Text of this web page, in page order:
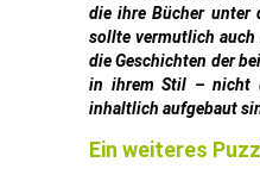
die ihre Bücher unter
sollte vermutlich auch
die Geschichten der
in ihrem Stil – nicht
inhaltlich aufgebaut
Ein weiteres